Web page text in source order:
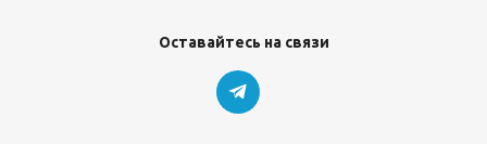
Оставайтесь на связи